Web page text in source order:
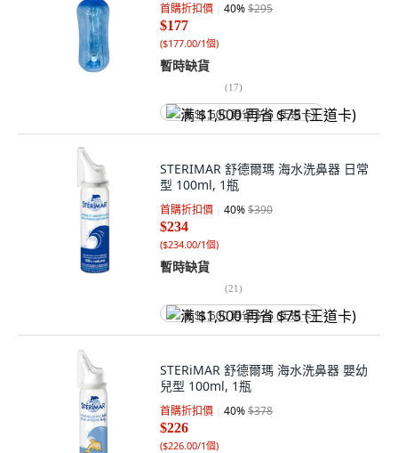
首購折扣價 40%$295
$177
($177.00/1個)
暫時缺貨
(17)
满 $1,500 再省 $75 (王道卡)
STERIMAR 舒德爾瑪 海水洗鼻器 日常
型 100ml, 1瓶
首購折扣價 40%$390
$234
($234.00/1個)
暫時缺貨
(21)
满 $1,500 再省 $75 (王道卡)
STERiMAR 舒德爾瑪 海水洗鼻器 嬰幼
兒型 100ml, 1瓶
首購折扣價 40%$378
$226
($226.00/1個)